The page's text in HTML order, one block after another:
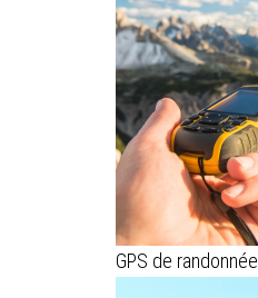
GPS de randonnée